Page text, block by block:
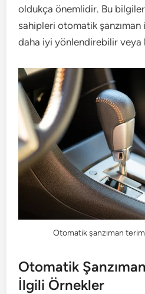
oldukça önemlidir. Bu bilgiler
sahipleri otomatik
daha iyi yönlendirebilir veya
Otomatik şanzıman
Otomatik
İlgili Örnekler